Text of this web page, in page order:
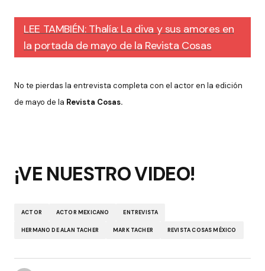
LEE TAMBIÉN: Thalía: La diva y sus amores en
la portada de mayo de la Revista Cosas
No te pierdas la entrevista completa con el actor en la edición
de mayo de la Revista Cosas.
¡VE NUESTRO VIDEO!
ACTOR ACTOR MEXICANO ENTREVISTA
HERMANO DE ALAN TACHER MARK TACHER REVISTA COSAS MÉXICO